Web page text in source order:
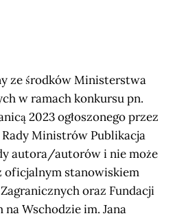
ze środków Ministerstwa
w ramach konkursu pn.
2023 ogłoszonego przez
Rady Ministrów Publikacja
autora/autorów i nie może
oficjalnym stanowiskiem
oraz Fundacji
na Wschodzie im. Jana